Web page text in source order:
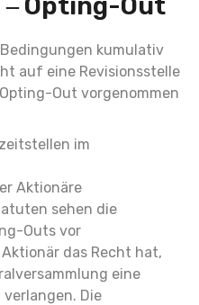
kumulativ
auf eine Revisionsstelle
Out vorgenommen
im
Aktionäre
sehen die
Outs vor
das Recht hat,
eine
Die